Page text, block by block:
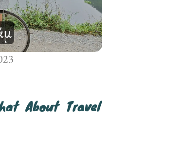
About Travel